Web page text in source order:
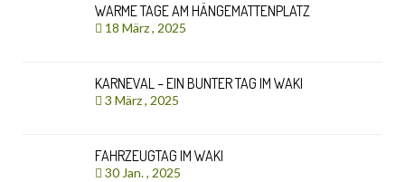
WARME TAGE AM HÄNGEMATTENPLATZ
18 März , 2025
KARNEVAL – EIN BUNTER TAG IM WAKI
3 März , 2025
FAHRZEUGTAG IM WAKI
30 Jan. , 2025